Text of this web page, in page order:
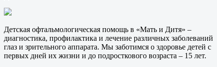
Детская офтальмологическая помощь в «Мать и Дитя» –
диагностика, профилактика и лечение различных заболеваний
глаз и зрительного аппарата. Мы заботимся о здоровье детей с
первых дней их жизни и до подросткового возраста – 15 лет.